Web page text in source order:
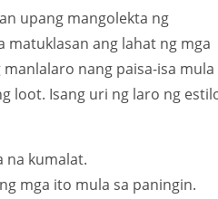
upang mangolekta ng
matuklasan ang lahat ng mga
manlalaro nang paisa-isa mula
loot. Isang uri ng laro ng
na kumalat.
mga ito mula sa paningin.